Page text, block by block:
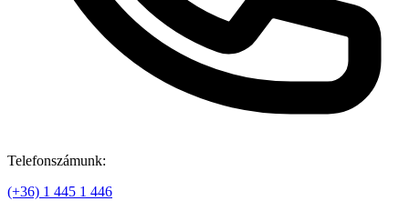
Telefonszámunk:
(+36) 1 445 1 446